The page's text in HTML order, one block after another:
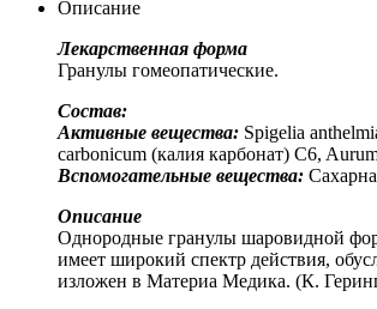
Описание
Лекарственная форма
Гранулы гомеопатические.
Состав:
Активные вещества: Spigelia
carbonicum (калия карбонат) C6,
Вспомогательные вещества:
Описание
Однородные гранулы шаровидной
имеет широкий спектр действия,
изложен в Материа Медика. (К.